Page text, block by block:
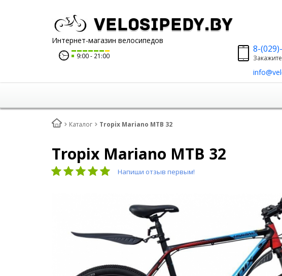
Velosipedy.by
Интернет-магазин велосипедов
9:00 21:00
8-
Каталог Tropix Mariano MTB 32
Tropix Mariano MTB 32
Напиши отзыв первым!